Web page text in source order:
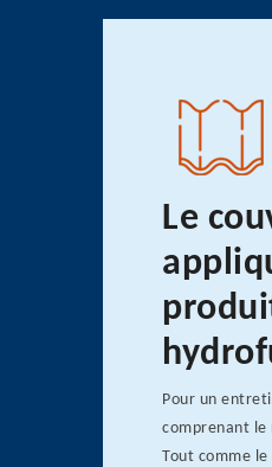
Le
Pour un
comprenant le
Tout comme